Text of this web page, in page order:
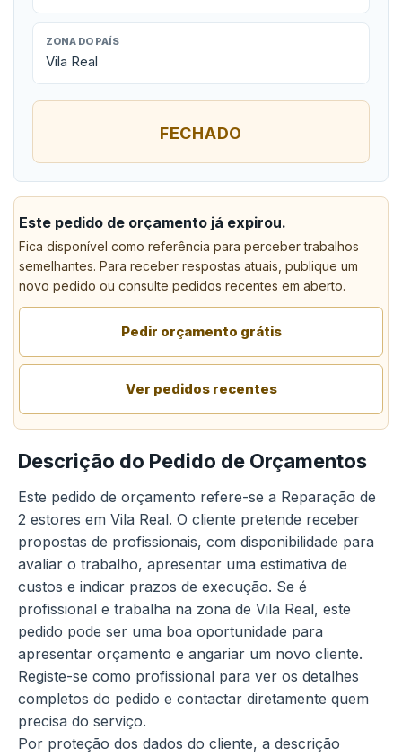
ZONA DO PAÍS
Vila Real
FECHADO
Este pedido de orçamento já expirou.
Fica disponível como referência para perceber trabalhos
semelhantes. Para receber respostas atuais, publique um
novo pedido ou consulte pedidos recentes em aberto.
Pedir orçamento grátis
Ver pedidos recentes
Descrição do Pedido de Orçamentos
Este pedido de orçamento refere-se a Reparação de
2 estores em Vila Real. O cliente pretende receber
propostas de profissionais, com disponibilidade para
avaliar o trabalho, apresentar uma estimativa de
custos e indicar prazos de execução. Se é
profissional e trabalha na zona de Vila Real, este
pedido pode ser uma boa oportunidade para
apresentar orçamento e angariar um novo cliente.
Registe-se como profissional para ver os detalhes
completos do pedido e contactar diretamente quem
precisa do serviço.
Por proteção dos dados do cliente, a descrição